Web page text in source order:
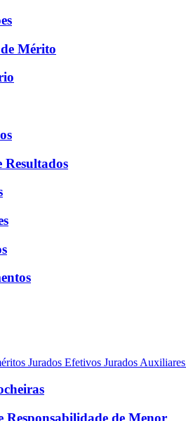
Mérito
Resultados
Jurados Efetivos Jurados Auxiliares
Responsabilidade de Menor